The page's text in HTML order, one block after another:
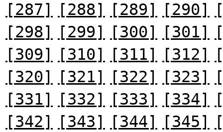
[287]
[288] [289] [290]
[298]
[299] [300] [301]
[309]
[310] [311] [312]
[320]
[321] [322] [323]
[331]
[332] [333] [334]
[342]
[343] [344] [345]